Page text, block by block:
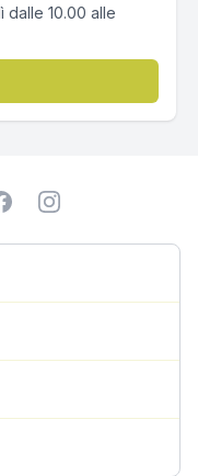
dalle 10.00 alle